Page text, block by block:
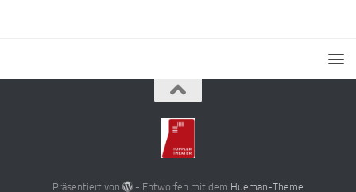
Präsentiert von - Entworfen mit dem Hueman-Theme